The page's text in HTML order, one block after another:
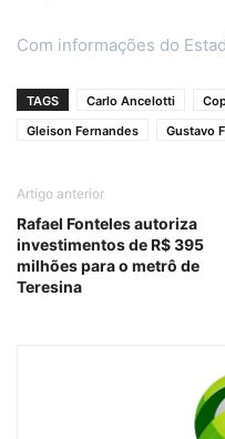
Com informações do
TAGS Carlo Ancelotti
Gleison Fernandes
Gustavo
Artigo anterior
Rafael Fonteles autoriza
investimentos de R$ 395
milhões para o metrô de
Teresina